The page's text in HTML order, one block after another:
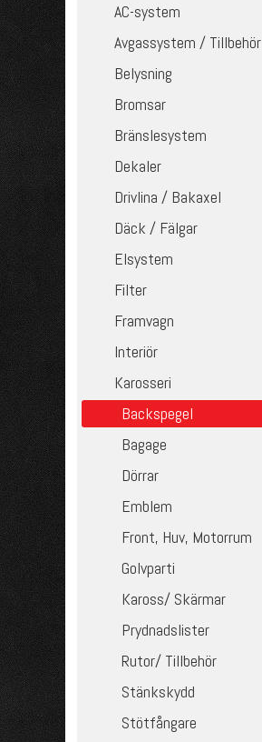
AC-system
Avgassystem / Tillbehör
Belysning
Bromsar
Bränslesystem
Dekaler
Drivlina / Bakaxel
Däck / Fälgar
Elsystem
Filter
Framvagn
Interiör
Karosseri
Backspegel
Bagage
Dörrar
Emblem
Front, Huv, Motorrum
Golvparti
Kaross/ Skärmar
Prydnadslister
Rutor/ Tillbehör
Stänkskydd
Stötfångare